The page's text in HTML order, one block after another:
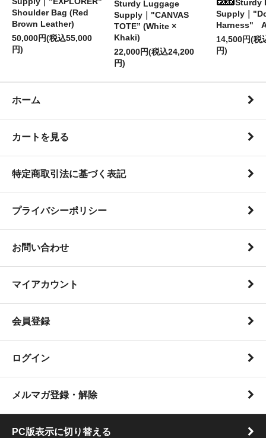
Shoulder Bag (Red
Brown Leather)
50,000円(税込55,000
円)
Sturdy Luggage
Supply｜"CANVAS
TOTE” (White ×
Khaki)
22,000円(税込24,200
円)
Sturdy
Supply｜
Harness"
14,500円(税
円)
ホーム
カートを見る
特定商取引法に基づく表記
プライバシーポリシー
お問い合わせ
マイアカウント
会員登録
ログイン
メルマガ登録・解除
PC版表示に切り替える